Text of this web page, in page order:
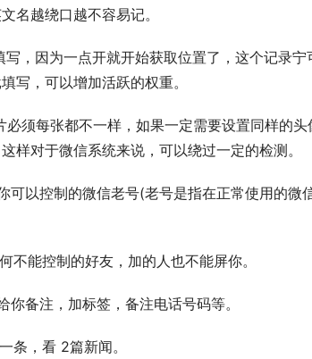
名越绕口越不容易记。
，因为一点开就开始获取位置了，这个记录
写，可以增加活跃的权重。
须每张都不一样，如果一定需要设置同样的头
样对于微信系统来说，可以绕过一定的检测。
可以控制的微信老号(老号是指在正常使用的微
不能控制的好友，加的人也不能屏你。
你备注，加标签，备注电话号码等。
条，看 2篇新闻。